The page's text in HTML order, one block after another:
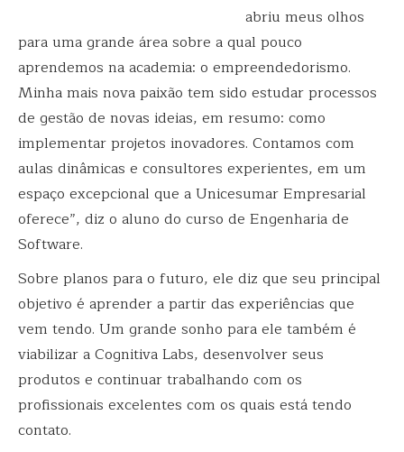
abriu meus olhos
para uma grande área sobre a qual pouco
aprendemos na academia: o empreendedorismo.
Minha mais nova paixão tem sido estudar processos
de gestão de novas ideias, em resumo: como
implementar projetos inovadores. Contamos com
aulas dinâmicas e consultores experientes, em um
espaço excepcional que a Unicesumar Empresarial
oferece”, diz o aluno do curso de Engenharia de
Software.
Sobre planos para o futuro, ele diz que seu principal
objetivo é aprender a partir das experiências que
vem tendo. Um grande sonho para ele também é
viabilizar a Cognitiva Labs, desenvolver seus
produtos e continuar trabalhando com os
profissionais excelentes com os quais está tendo
contato.